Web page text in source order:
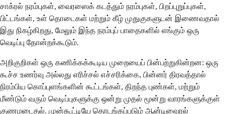
சாக்ரல் நரம்புகள், வைரஸைக் கடத்தும் நரம்புகள், பிறப்புறுப்புகள்,
பிட்டங்கள், உள் தொடைகள் மற்றும் கீழ் முதுகுகளுடன் இணைவதால்
இது நிகழ்கிறது, மேலும் இந்த நரம்புப் பாதைகளில் எங்கும் ஒரு
வெடிப்பு தோன்றக்கூடும்.
அறிகுறிகள் ஒரு கணிக்கக்கூடிய முறையைப் பின்பற்றுகின்றன: ஒரு
கூச்ச உணர்வு அல்லது எரிச்சல் எச்சரிக்கை, பின்னர் திரவத்தால்
நிரம்பிய கொப்புளங்களின் கூட்டங்கள், திறந்த புண்கள், மற்றும்
மீண்டும் வரும் வெடிப்புகளுக்கு ஒன்று முதல் மூன்று வாரங்களுக்குள்
குணமடைதல். முன்கூட்டியே தொடங்கப்படும் ஆன்டிவைரல்